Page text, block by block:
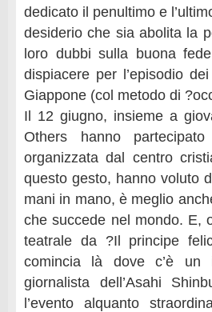
dedicato il penultimo e
desiderio che sia abolita la
loro dubbi sulla buona
dispiacere per l’episodio
Giappone (col metodo di
Il 12 giugno, insieme a
Others hanno
organizzata dal centro
questo gesto, hanno voluto
mani in mano, è meglio
che succede nel mondo. E,
teatrale da ?Il principe
comincia là dove c’è un
giornalista dell’Asahi
l’evento alquanto